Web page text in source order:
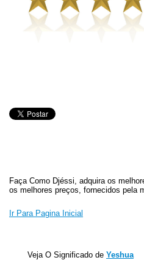
Faça Como Djéssi, adquira os
os melhores preços, fornecidos pela
Ir Para Pagina Inicial
Veja O Significado de Yeshua